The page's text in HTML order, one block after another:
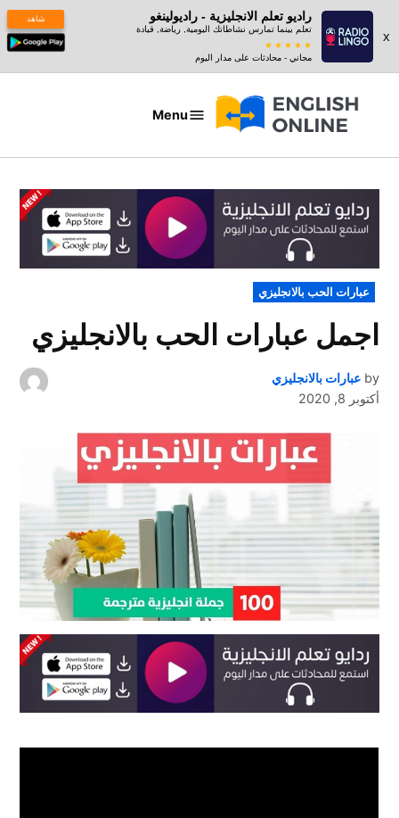
x
راديو تعلم الانجليزية - راديولينغو
تعلم بينما تمارس نشاطاتك اليومية, رياضة, قيادة
مجاني - محادثات على مدار اليوم
شاهد
عبارات
Menu
POSTED
IN
عبارات الحب بالانجليزي
اجمل عبارات الحب بالانجليزي
by عبارات بالانجليزي
أكتوبر 8, 2020